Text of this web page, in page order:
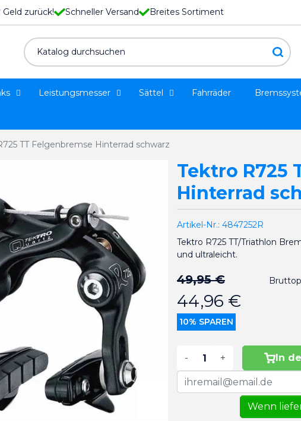
zurück! Schneller Versand Breites Sortiment
Leistungsmesser Sättel Fahrräder
TT Felgenbremse Hinterrad schwarz
Tektro R725
Hinterrad
Artikel-Nr.: 4847252R
Tektro R725 TT/Triathlon
und ultraleicht.
49,95 €
44,96 €
10% SPAREN
- + In
Wenn